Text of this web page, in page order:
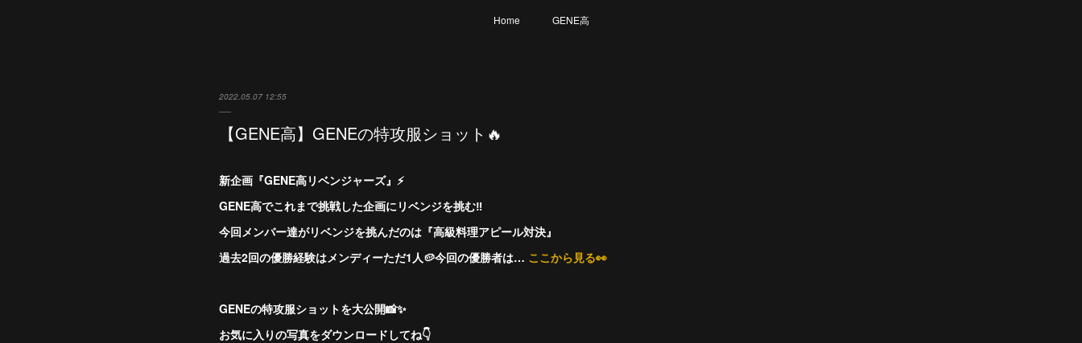
Home GENE高
2022.05.07 12:55
【GENE高】GENEの特攻服ショット🔥
新企画『GENE高リベンジャーズ』⚡️
GENE高でこれまで挑戦した企画にリベンジを挑む‼️
今回メンバー達がリベンジを挑んだのは『高級料理アピール対決』
過去2回の優勝経験はメンディーただ1人🥔今回の優勝者は… ここから見る👀
GENEの特攻服ショットを大公開📸✨
お気に入りの写真をダウンロードしてね👇